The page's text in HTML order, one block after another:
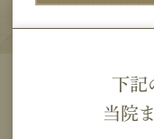
下記
当院